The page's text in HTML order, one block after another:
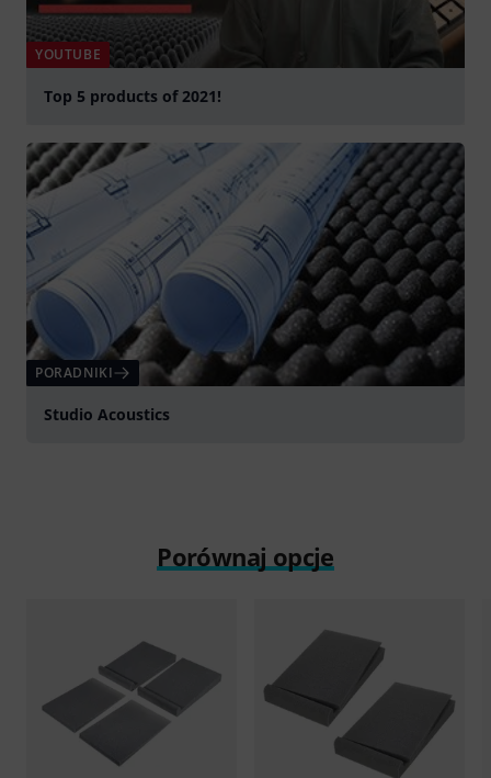
YOUTUBE
Top 5 products of 2021!
PORADNIKI
Studio Acoustics
Porównaj opcje